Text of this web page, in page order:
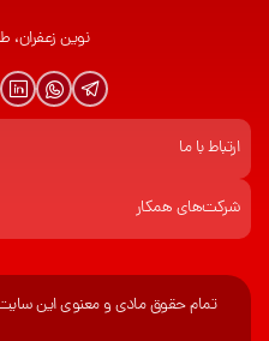
نوین
ارتباط با ما
شرکت‌های همکار
تمام حقوق مادی و معنوی این سایت